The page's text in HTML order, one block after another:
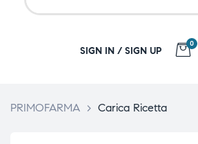
SIGN IN / SIGN UP
0
PRIMOFARMA > Carica Ricetta